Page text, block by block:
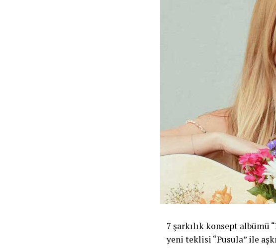
7 şarkılık konsept albümü
yeni teklisi “Pusula” ile